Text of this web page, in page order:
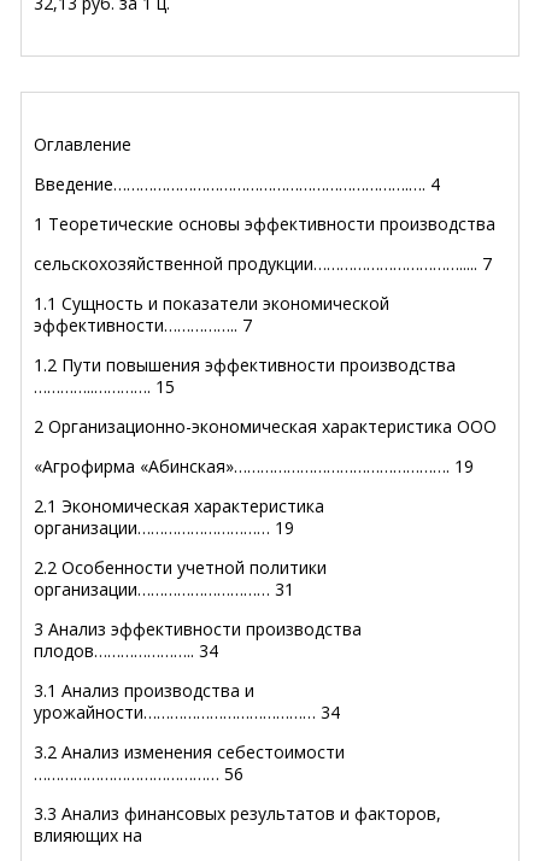
Оглавление
Введение………………………………………………………….…. 4
1 Теоретические основы эффективности производства
сельскохозяйственной продукции……………………………..... 7
1.1 Сущность и показатели экономической
эффективности…………….. 7
1.2 Пути повышения эффективности производства
…………..…………. 15
2 Организационно-экономическая характеристика ООО
«Агрофирма «Абинская»…………………………………………. 19
2.1 Экономическая характеристика
организации………………………… 19
2.2 Особенности учетной политики
организации………………………… 31
3 Анализ эффективности производства
плодов………………….. 34
3.1 Анализ производства и
урожайности………………………………… 34
3.2 Анализ изменения себестоимости
…………………………………… 56
3.3 Анализ финансовых результатов и факторов,
влияющих на